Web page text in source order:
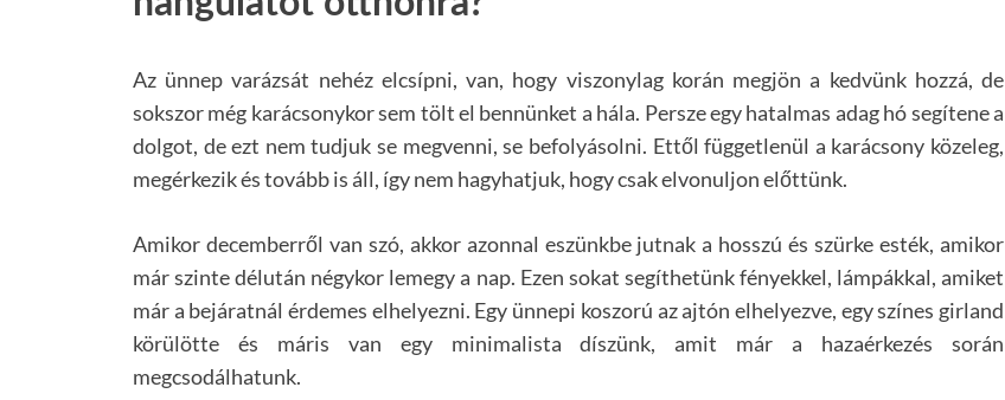
Az ünnep varázsát nehéz elcsípni, van, hogy viszonylag korán megjön a kedvünk hozzá, de
sokszor még karácsonykor sem tölt el bennünket a hála. Persze egy hatalmas adag hó segítene a
dolgot, de ezt nem tudjuk se megvenni, se befolyásolni. Ettől függetlenül a karácsony közeleg,
megérkezik és tovább is áll, így nem hagyhatjuk, hogy csak elvonuljon előttünk.
Amikor decemberről van szó, akkor azonnal eszünkbe jutnak a hosszú és szürke esték, amikor
már szinte délután négykor lemegy a nap. Ezen sokat segíthetünk fényekkel, lámpákkal, amiket
már a bejáratnál érdemes elhelyezni. Egy ünnepi koszorú az ajtón elhelyezve, egy színes girland
körülötte és máris van egy minimalista díszünk, amit már a hazaérkezés során
megcsodálhatunk.